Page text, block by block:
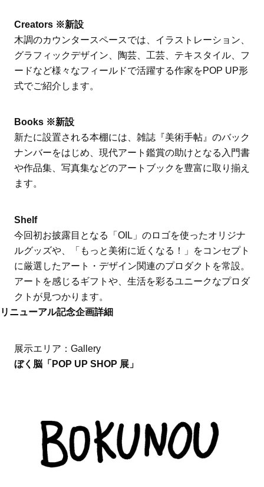
Creators ※新設
木調のカウンタースペースでは、イラストレーション、
グラフィックデザイン、陶芸、工芸、テキスタイル、フ
ードなど様々なフィールドで活躍する作家をPOP UP形
式でご紹介します。
Books ※新設
新たに設置される本棚には、雑誌『美術手帖』のバック
ナンバーをはじめ、現代アート鑑賞の助けとなる入門書
や作品集、写真集などのアートブックを豊富に取り揃え
ます。
Shelf
今回初お披露目となる「OIL」のロゴを使ったオリジナ
ルグッズや、「もっと美術に近くなる！」をコンセプト
に厳選したアート・デザイン関連のプロダクトを常設。
アートを感じるギフトや、生活を彩るユニークなプロダ
クトが見つかります。
リニューアル記念企画詳細
展示エリア：Gallery
ぼく脳「POP UP SHOP 展」